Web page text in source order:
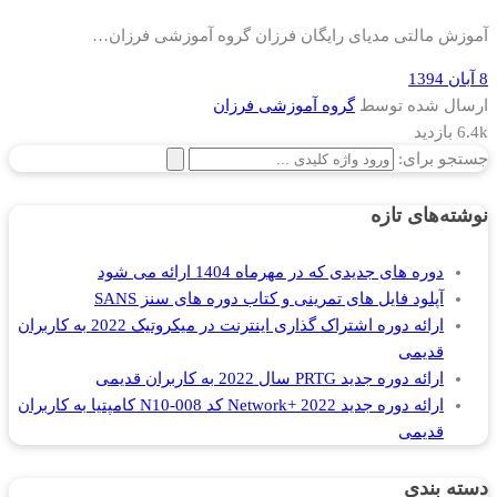
آموزش مالتی مدیای رایگان فرزان گروه آموزشی فرزان…
8 آبان 1394
ارسال شده توسطگروه آموزشی فرزان
6.4k بازدید
جستجو برای:
نوشته‌های تازه
دوره های جدیدی که در مهرماه 1404 ارائه می شود
آپلود فایل های تمرینی و کتاب دوره های سنز SANS
ارائه دوره اشتراک گذاری اینترنت در میکروتیک 2022 به کاربران
قدیمی
ارائه دوره جدید PRTG سال 2022 به کاربران قدیمی
ارائه دوره جدید Network+ 2022 کد N10-008 کامپتیا به کاربران
قدیمی
دسته بندی